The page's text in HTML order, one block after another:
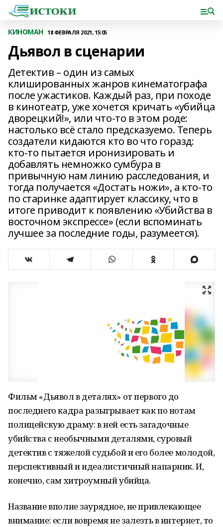
КИНОМАН 18 ФЕВРАЛЯ 2021, 15:05
Дьявол в сценарии
Детектив – один из самых
клишированных жанров кинематографа
после ужастиков. Каждый раз, при походе
в кинотеатр, уже хочется кричать «убийца
дворецкий!», или что-то в этом роде:
настолько всё стало предсказуемо. Теперь
создатели кидаются кто во что горазд:
кто-то пытается иронизировать и
добавлять немножко сумбура в
привычную нам линию расследования, и
тогда получается «Достать ножи», а кто-то
по старинке адаптирует классику, что в
итоге приводит к появлению «Убийства в
восточном экспрессе» (если вспоминать
лучшее за последние годы, разумеется).
Фильм «Дьявол в деталях» от первого до
последнего кадра разыгрывает как по нотам
полицейскую драму: в ней есть загадочные
убийства с необычными деталями, суровый
детектив с тяжелой судьбой и его более молодой,
перспективный и идеалистичный напарник. И,
конечно, сам хитроумный убийца.
Название вполне заурядное, не привлекающее
внимание: если вовремя не залезть в интернет, то